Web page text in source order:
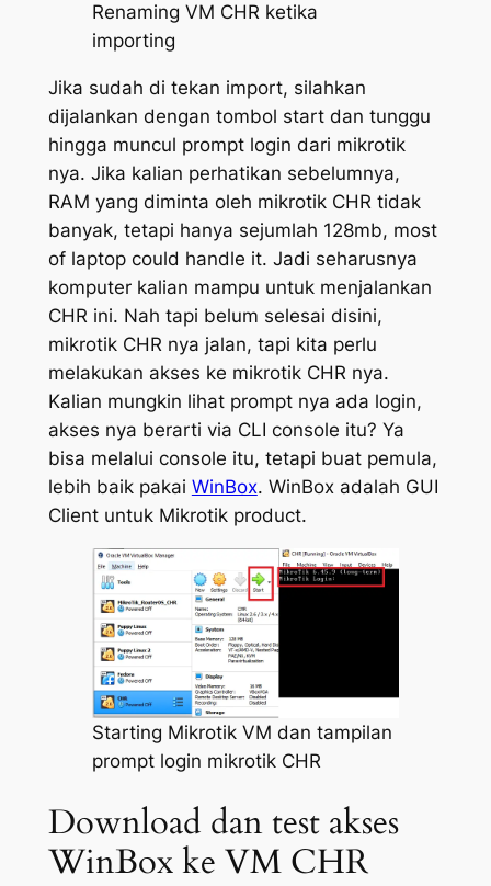
Renaming VM CHR ketika
importing
Jika sudah di tekan import, silahkan
dijalankan dengan tombol start dan tunggu
hingga muncul prompt login dari mikrotik
nya. Jika kalian perhatikan sebelumnya,
RAM yang diminta oleh mikrotik CHR tidak
banyak, tetapi hanya sejumlah 128mb, most
of laptop could handle it. Jadi seharusnya
komputer kalian mampu untuk menjalankan
CHR ini. Nah tapi belum selesai disini,
mikrotik CHR nya jalan, tapi kita perlu
melakukan akses ke mikrotik CHR nya.
Kalian mungkin lihat prompt nya ada login,
akses nya berarti via CLI console itu? Ya
bisa melalui console itu, tetapi buat pemula,
lebih baik pakai WinBox. WinBox adalah GUI
Client untuk Mikrotik product.
Starting Mikrotik VM dan tampilan
prompt login mikrotik CHR
Download dan test akses
WinBox ke VM CHR